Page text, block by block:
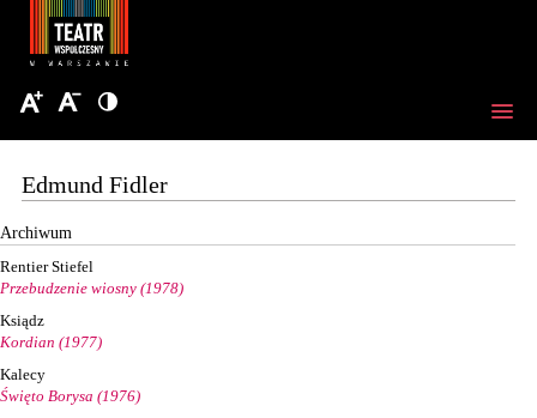
Edmund Fidler
Archiwum
Rentier Stiefel
Przebudzenie wiosny (1978)
Ksiądz
Kordian (1977)
Kalecy
Święto Borysa (1976)